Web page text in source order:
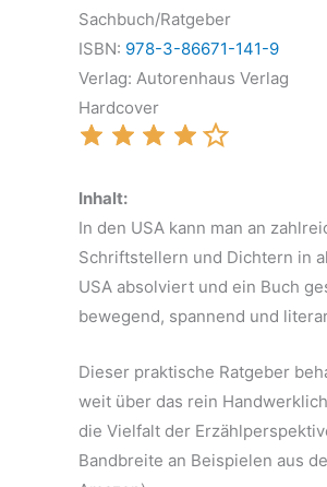
Sachbuch/Ratgeber
ISBN: 978-3-86671-141-9
Verlag: Autorenhaus Verlag
Hardcover
Inhalt:
In den USA kann man an
Schriftstellern und Dichtern in
USA absolviert und ein Buch
bewegend, spannend und
Dieser praktische Ratgeber
weit über das rein
die Vielfalt der
Bandbreite an Beispielen aus